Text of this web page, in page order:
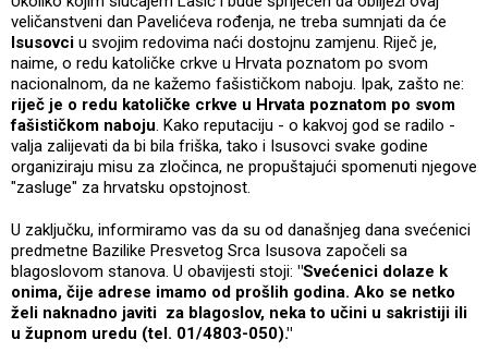
veličanstveni dan Pavelićeva rođenja, ne treba sumnjati da će
Isusovci u svojim redovima naći dostojnu zamjenu. Riječ je,
naime, o redu katoličke crkve u Hrvata poznatom po svom
nacionalnom, da ne kažemo fašističkom naboju. Ipak, zašto ne:
riječ je o redu katoličke crkve u Hrvata poznatom po svom
fašističkom naboju. Kako reputaciju - o kakvoj god se radilo -
valja zalijevati da bi bila friška, tako i Isusovci svake godine
organiziraju misu za zločinca, ne propuštajući spomenuti njegove
"zasluge" za hrvatsku opstojnost.
U zaključku, informiramo vas da su od današnjeg dana svećenici
predmetne Bazilike Presvetog Srca Isusova započeli sa
blagoslovom stanova. U obavijesti stoji: "Svećenici dolaze k
onima, čije adrese imamo od prošlih godina. Ako se netko
želi naknadno javiti za blagoslov, neka to učini u sakristiji ili
u župnom uredu (tel. 01/4803-050)."